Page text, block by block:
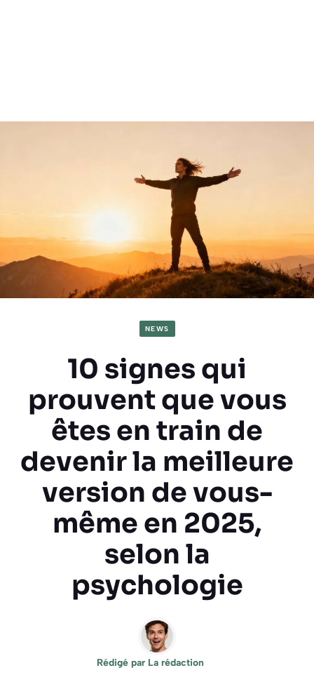
NEWS
10 signes qui
prouvent que vous
êtes en train de
devenir la meilleure
version de vous-
même en 2025,
selon la
psychologie
Rédigé par La rédaction